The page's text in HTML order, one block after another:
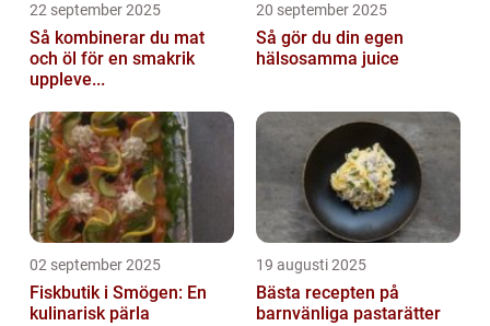
22 september 2025
Så kombinerar du mat
och öl för en smakrik
uppleve...
20 september 2025
Så gör du din egen
hälsosamma juice
02 september 2025
Fiskbutik i Smögen: En
kulinarisk pärla
19 augusti 2025
Bästa recepten på
barnvänliga pastarätter